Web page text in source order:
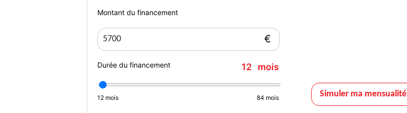
Montant du financement
€
Durée du financement 12 mois
12 mois 84 mois Simuler ma mensualité